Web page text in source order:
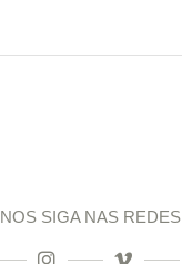
NOS SIGA NAS REDES